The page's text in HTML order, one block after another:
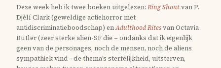
Deze week heb ik twee boeken uitgelezen: Ring Shoutvan P.
Djèlí Clark (geweldige actiehorror met
antidiscriminatieboodschap) enAdulthood Ritesvan Octavia
Butler (zeer sterke alien-SF die – ondanks dat ik eigenlijk
geen van de personages, noch de mensen, noch de aliens
sympathiek vind –de thema’s sterfelijkheid, uitsterven,